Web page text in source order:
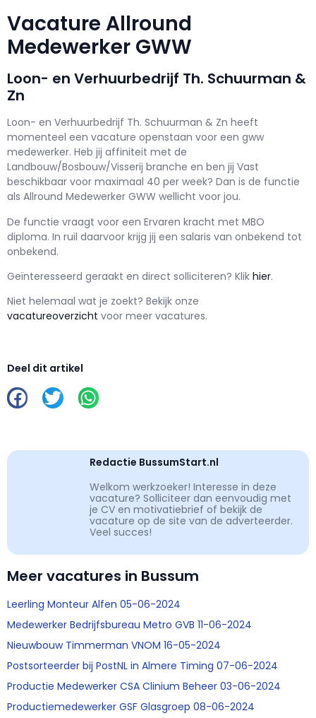
Vacature Allround
Medewerker GWW
Loon- en Verhuurbedrijf Th. Schuurman &
Zn
Loon- en Verhuurbedrijf Th. Schuurman & Zn heeft
momenteel een vacature openstaan voor een gww
medewerker. Heb jij affiniteit met de
Landbouw/Bosbouw/Visserij branche en ben jij Vast
beschikbaar voor maximaal 40 per week? Dan is de functie
als Allround Medewerker GWW wellicht voor jou.
De functie vraagt voor een Ervaren kracht met MBO
diploma. In ruil daarvoor krijg jij een salaris van onbekend tot
onbekend.
Geïnteresseerd geraakt en direct solliciteren? Klik hier.
Niet helemaal wat je zoekt? Bekijk onze
vacatureoverzicht voor meer vacatures.
Deel dit artikel
Redactie BussumStart.nl
Welkom werkzoeker! Interesse in deze
vacature? Solliciteer dan eenvoudig met
je CV en motivatiebrief of bekijk de
vacature op de site van de adverteerder.
Veel succes!
Meer vacatures in Bussum
Leerling Monteur Alfen 05-06-2024
Medewerker Bedrijfsbureau Metro GVB 11-06-2024
Nieuwbouw Timmerman VNOM 16-05-2024
Postsorteerder bij PostNL in Almere Timing 07-06-2024
Productie Medewerker CSA Clinium Beheer 03-06-2024
Productiemedewerker GSF Glasgroep 08-06-2024